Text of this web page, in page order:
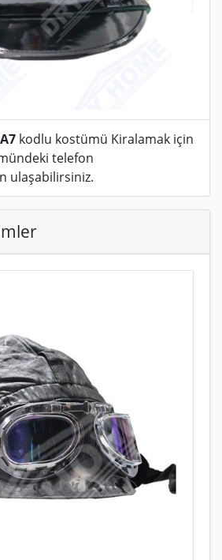
kodlu kostümü Kiralamak için
telefon
ulaşabilirsiniz.